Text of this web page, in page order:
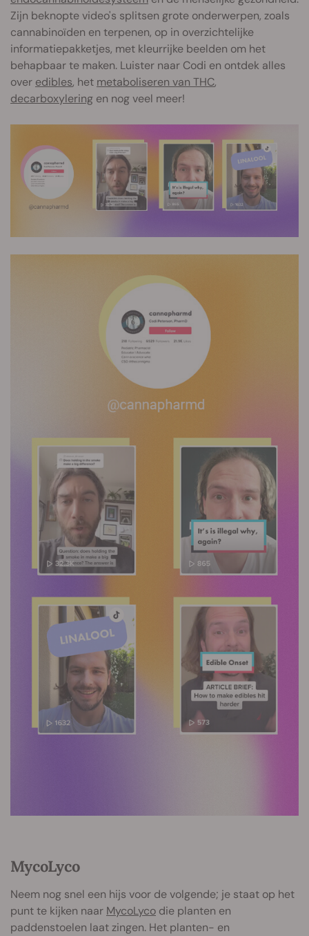
Zijn beknopte video's splitsen grote onderwerpen, zoals
cannabinoïden en terpenen, op in overzichtelijke
informatiepakketjes, met kleurrijke beelden om het
behapbaar te maken. Luister naar Codi en ontdek alles
over edibles, het metaboliseren van THC,
decarboxylering en nog veel meer!
MycoLyco
Neem nog snel een hijs voor de volgende; je staat op het
punt te kijken naar MycoLyco die planten en
paddenstoelen laat zingen. Het planten- en